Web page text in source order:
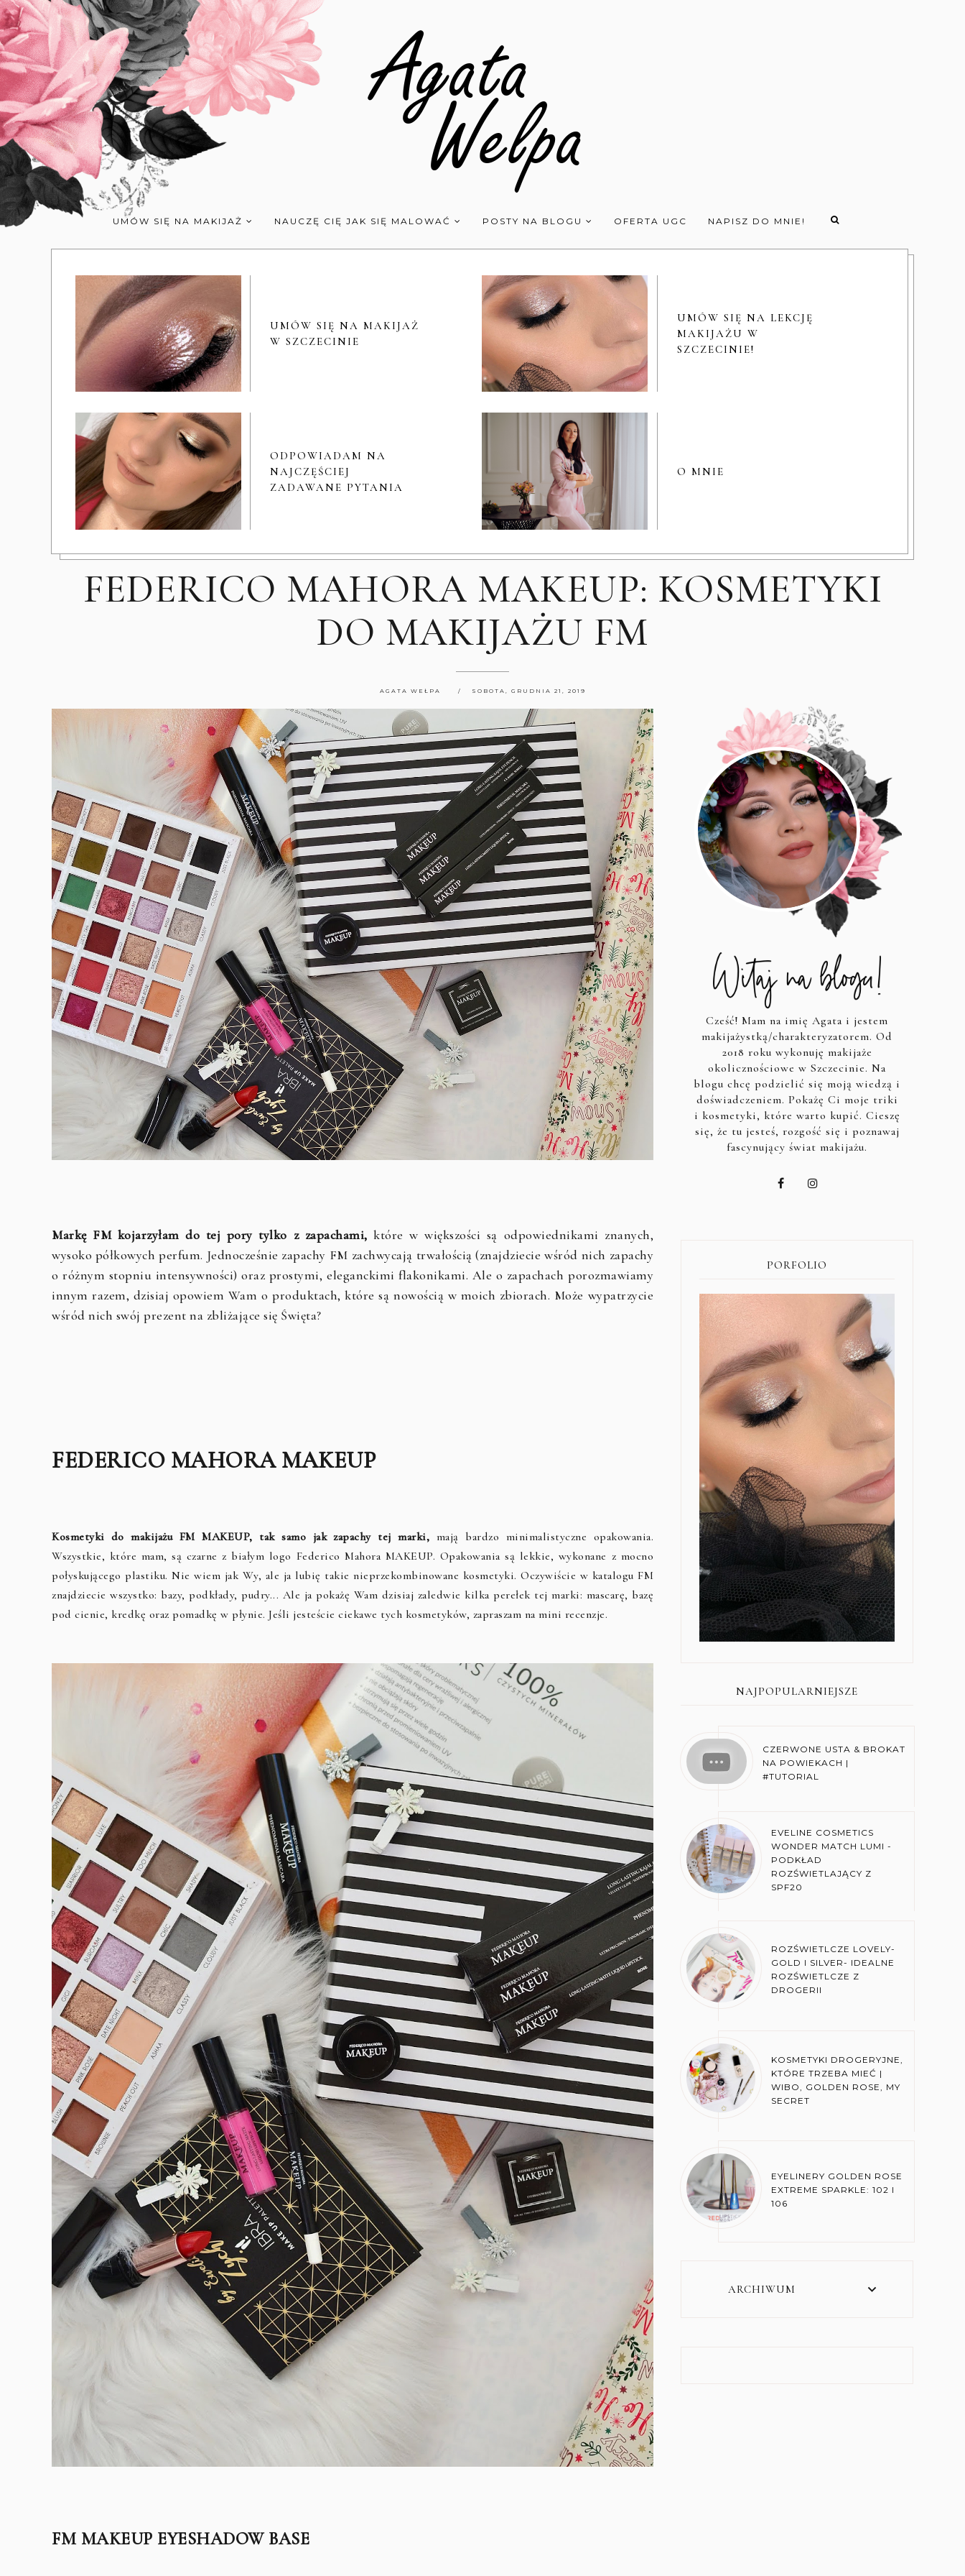
UMÓW SIĘ NA MAKIJAŻ NAUCZĘ CIĘ JAK SIĘ MALOWAĆ POSTY NA BLOGU OFERTA UGC NAPISZ DO MNIE!
UMÓW SIĘ NA MAKIJAŻ
W SZCZECINIE
UMÓW SIĘ NA LEKCJĘ
MAKIJAŻU W
SZCZECINIE!
ODPOWIADAM NA
NAJCZĘŚCIEJ
ZADAWANE PYTANIA
O MNIE
FEDERICO MAHORA MAKEUP: KOSMETYKI
DO MAKIJAŻU FM
AGATA WEŁPA SOBOTA, GRUDNIA 21, 2019
Markę FM kojarzyłam do tej pory tylko z zapachami, które w większości są odpowiednikami znanych,
wysoko półkowych perfum. Jednocześnie zapachy FM zachwycają trwałością (znajdziecie wśród nich zapachy
o różnym stopniu intensywności) oraz prostymi, eleganckimi flakonikami. Ale o zapachach porozmawiamy
innym razem, dzisiaj opowiem Wam o produktach, które są nowością w moich zbiorach. Może wypatrzycie
wśród nich swój prezent na zbliżające się Święta?
FEDERICO MAHORA MAKEUP
Kosmetyki do makijażu FM MAKEUP, tak samo jak zapachy tej marki, mają bardzo minimalistyczne opakowania.
Wszystkie, które mam, są czarne z białym logo Federico Mahora MAKEUP. Opakowania są lekkie, wykonane z mocno
połyskującego plastiku. Nie wiem jak Wy, ale ja lubię takie nieprzekombinowane kosmetyki. Oczywiście w katalogu FM
znajdziecie wszystko: bazy, podkłady, pudry... Ale ja pokażę Wam dzisiaj zaledwie kilka perełek tej marki: mascarę, bazę
pod cienie, kredkę oraz pomadkę w płynie. Jeśli jesteście ciekawe tych kosmetyków, zapraszam na mini recenzje.
FM MAKEUP EYESHADOW BASE
Cześć! Mam na imię Agata i jestem
makijażystką/charakteryzatorem. Od
2018 roku wykonuję makijaże
okolicznościowe w Szczecinie. Na
blogu chcę podzielić się moją wiedzą i
doświadczeniem. Pokażę Ci moje triki
i kosmetyki, które warto kupić. Cieszę
się, że tu jesteś, rozgość się i poznawaj
fascynujący świat makijażu.
PORFOLIO
NAJPOPULARNIEJSZE
CZERWONE USTA & BROKAT
NA POWIEKACH |
#TUTORIAL
EVELINE COSMETICS
WONDER MATCH LUMI -
PODKŁAD
ROZŚWIETLAJĄCY Z
SPF20
ROZŚWIETLCZE LOVELY-
GOLD I SILVER- IDEALNE
ROZŚWIETLCZE Z
DROGERII
KOSMETYKI DROGERYJNE,
KTÓRE TRZEBA MIEĆ |
WIBO, GOLDEN ROSE, MY
SECRET
EYELINERY GOLDEN ROSE
EXTREME SPARKLE: 102 I
106
ARCHIWUM